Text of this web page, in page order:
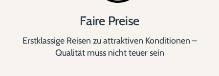
Faire Preise
Erstklassige Reisen zu attraktiven Konditionen –
Qualität muss nicht teuer sein